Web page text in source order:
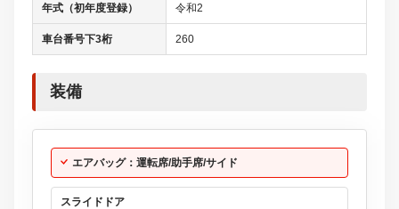
年式（初年度登録） 令和2
車台番号下3桁 260
装備
エアバッグ：運転席/助手席/サイド
スライドドア